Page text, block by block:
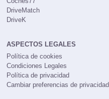
DriveMatch
DriveK
ASPECTOS LEGALES
Política de cookies
Condiciones Legales
Política de privacidad
Cambiar preferencias de privacidad